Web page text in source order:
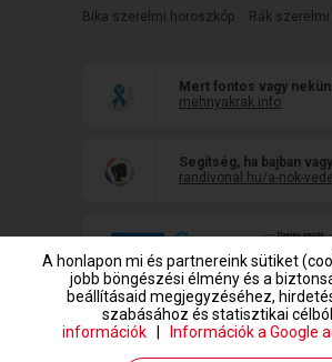
Bika szerelmi horoszkóp
Rák
Mert fontos vagy
mehnyakrak.info
Segítség, ha bajban vagy
randivonal.hu/a-nok-
A honlapon mi és partnereink sütiket
jobb böngészési élmény és a
beállításaid megjegyzéséhez,
szabásához és statisztikai célból.
információk
Információk a Google